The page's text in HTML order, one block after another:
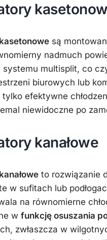
są
nadmuch
multisplit, co
biurowych lub
tylko efektywne
niewidoczne po
kanałowe
to rozwiązanie
w sufitach lub
na równomierne
w funkcję osuszania
zwłaszcza w